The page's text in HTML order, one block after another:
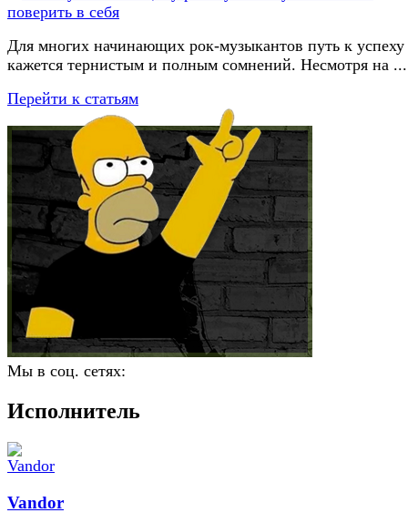
Для многих начинающих рок-музыкантов путь к успеху
кажется тернистым и полным сомнений. Несмотря на ...
Перейти к статьям
Мы в соц. сетях:
Исполнитель
Vandor